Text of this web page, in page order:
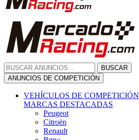
BUSCAR
ANUNCIOS DE COMPETICIÓN
VEHÍCULOS DE COMPETICIÓN
MARCAS DESTACADAS
Peugeot
Citroën
Renault